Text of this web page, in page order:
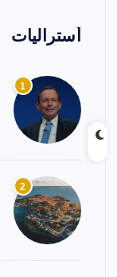
أستراليات
1
2